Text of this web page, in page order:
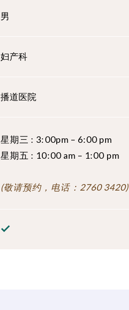
男
妇产科
播道医院
星期三 : 3:00pm – 6:00 pm
星期五 : 10:00 am – 1:00 pm
(敬请预约，电话：2760 3420)